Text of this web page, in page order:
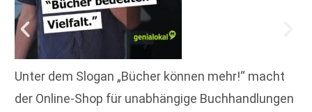
Unter dem Slogan „Bücher können mehr!“ macht
der Online-Shop für unabhängige Buchhandlungen